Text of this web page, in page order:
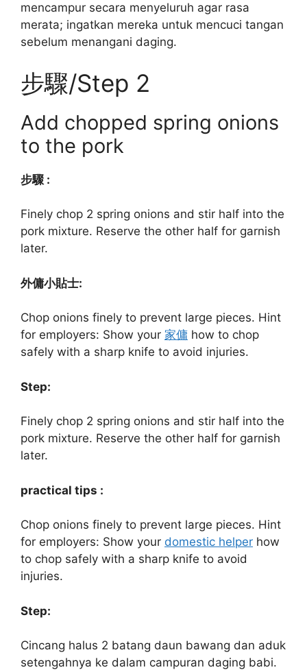
mencampur secara menyeluruh agar rasa
merata; ingatkan mereka untuk mencuci tangan
sebelum menangani daging.
步驟/Step 2
Add chopped spring onions
to the pork
步驟 :
Finely chop 2 spring onions and stir half into the
pork mixture. Reserve the other half for garnish
later.
外傭小貼士:
Chop onions finely to prevent large pieces. Hint
for employers: Show your 家傭 how to chop
safely with a sharp knife to avoid injuries.
Step:
Finely chop 2 spring onions and stir half into the
pork mixture. Reserve the other half for garnish
later.
practical tips :
Chop onions finely to prevent large pieces. Hint
for employers: Show your domestic helper how
to chop safely with a sharp knife to avoid
injuries.
Step:
Cincang halus 2 batang daun bawang dan aduk
setengahnya ke dalam campuran daging babi.